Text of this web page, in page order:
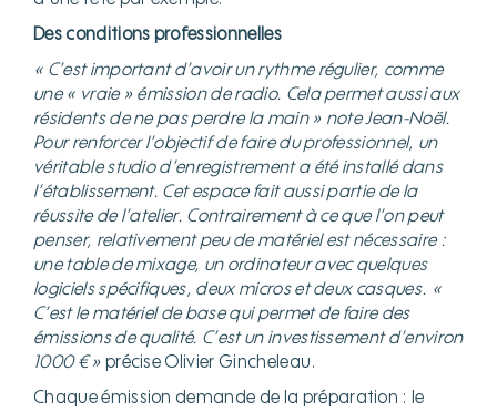
Des conditions professionnelles
« C’est important d’avoir un rythme régulier, comme
une « vraie » émission de radio. Cela permet aussi aux
résidents de ne pas perdre la main » note Jean-Noël.
Pour renforcer l’objectif de faire du professionnel, un
véritable studio d’enregistrement a été installé dans
l’établissement. Cet espace fait aussi partie de la
réussite de l’atelier. Contrairement à ce que l’on peut
penser, relativement peu de matériel est nécessaire :
une table de mixage, un ordinateur avec quelques
logiciels spécifiques, deux micros et deux casques. «
C’est le matériel de base qui permet de faire des
émissions de qualité. C’est un investissement d’environ
1000 € » précise Olivier Gincheleau.
Chaque émission demande de la préparation : le